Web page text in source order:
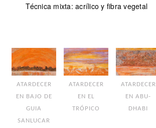
Técnica mixta: acrílico y fibra vegetal
ATARDECER
EN BAJO DE
GUIA
SANLUCAR
ATARDECER
EN EL
TRÓPICO
ATARDECER
EN ABU-
DHABI